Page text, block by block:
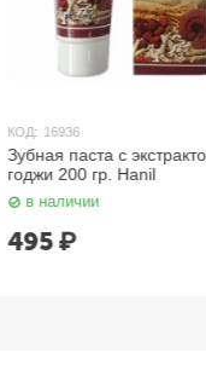
КОД:
Зубная паста c
гр. Hanil
в наличии
460